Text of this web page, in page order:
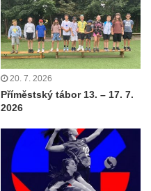
20. 7. 2026
Příměstský tábor 13. – 17. 7.
2026